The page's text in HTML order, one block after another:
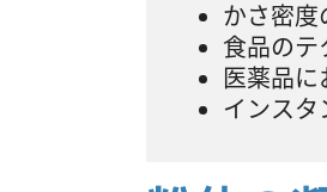
かさ密度
食品のテ
医薬品
インスタ